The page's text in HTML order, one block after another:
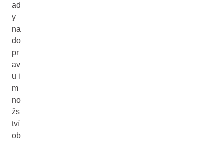
ad
y
na
do
pr
av
u i
m
no
žs
tví
ob